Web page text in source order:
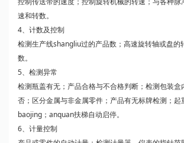
速和转数。
4、计数及控制
检测生产线shangliu过的产品数；高速旋转轴或盘的
数。
5、检测异常
检测瓶盖有无；产品合格与不合格判断；检测包装
否；区分金属与非金属零件；产品有无标牌检测；起
baojing；anquan扶梯自动启停。
6、计量控制